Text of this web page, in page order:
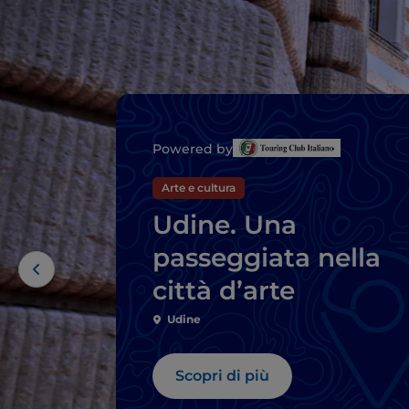
Powered by
Arte e cultura
Udine. Una
passeggiata nella
città d’arte
Udine
Scopri di più